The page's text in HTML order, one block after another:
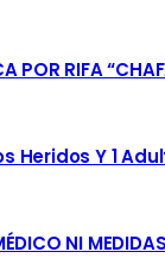
POR RIFA
Heridos Y 1
NI